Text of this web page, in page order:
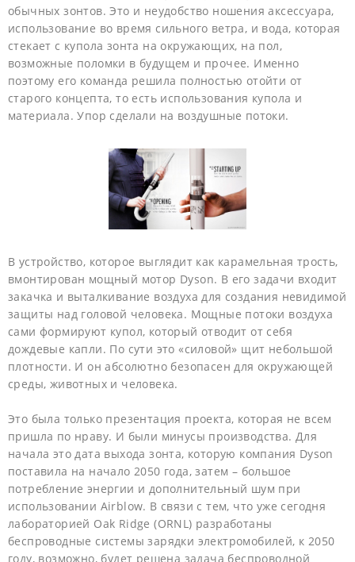
обычных зонтов. Это и неудобство ношения аксессуара,
использование во время сильного ветра, и вода, которая
стекает с купола зонта на окружающих, на пол,
возможные поломки в будущем и прочее. Именно
поэтому его команда решила полностью отойти от
старого концепта, то есть использования купола и
материала. Упор сделали на воздушные потоки.
В устройство, которое выглядит как карамельная трость,
вмонтирован мощный мотор Dyson. В его задачи входит
закачка и выталкивание воздуха для создания невидимой
защиты над головой человека. Мощные потоки воздуха
сами формируют купол, который отводит от себя
дождевые капли. По сути это «силовой» щит небольшой
плотности. И он абсолютно безопасен для окружающей
среды, животных и человека.
Это была только презентация проекта, которая не всем
пришла по нраву. И были минусы производства. Для
начала это дата выхода зонта, которую компания Dyson
поставила на начало 2050 года, затем – большое
потребление энергии и дополнительный шум при
использовании Airblow. В связи с тем, что уже сегодня
лабораторией Oak Ridge (ORNL) разработаны
беспроводные системы зарядки электромобилей, к 2050
году, возможно, будет решена задача беспроводной